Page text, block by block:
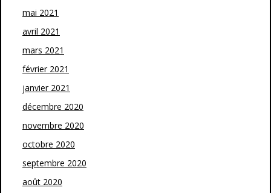
mai 2021
avril 2021
mars 2021
février 2021
janvier 2021
décembre 2020
novembre 2020
octobre 2020
septembre 2020
août 2020